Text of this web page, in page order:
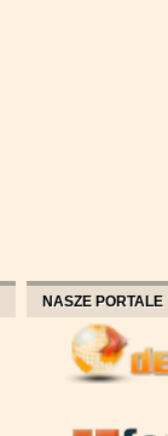
NASZE PORTALE